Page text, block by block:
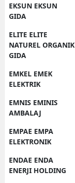
EKSUN EKSUN
GIDA
ELITE ELITE
NATUREL ORGANIK
GIDA
EMKEL EMEK
ELEKTRIK
EMNIS EMINIS
AMBALAJ
EMPAE EMPA
ELEKTRONIK
ENDAE ENDA
ENERJI HOLDING